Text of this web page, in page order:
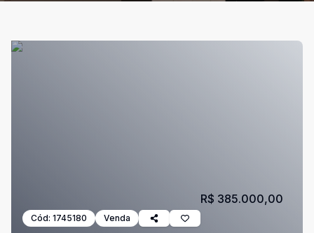
Cód: 1745180 Venda
R$ 385.000,00